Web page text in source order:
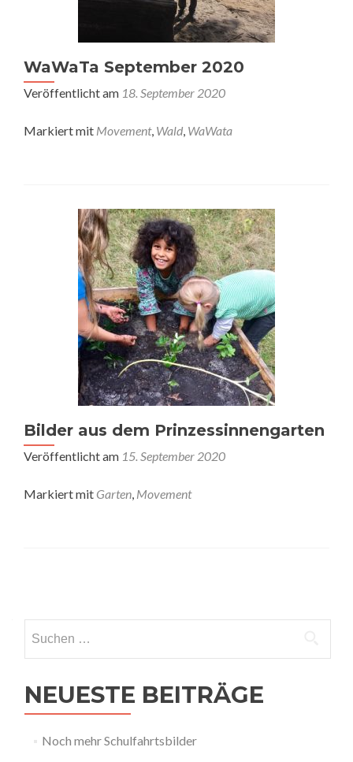
WaWaTa September 2020
Veröffentlicht am 18. September 2020
Markiert mit Movement, Wald, WaWata
Bilder aus dem Prinzessinnengarten
Veröffentlicht am 15. September 2020
Markiert mit Garten, Movement
navigation
nach:
NEUESTE BEITRÄGE
Noch mehr Schulfahrtsbilder